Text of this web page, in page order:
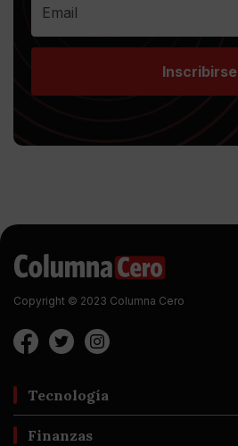
Inscribirse
Copyright © 2023 Columna Cero
Tecnología
Finanzas